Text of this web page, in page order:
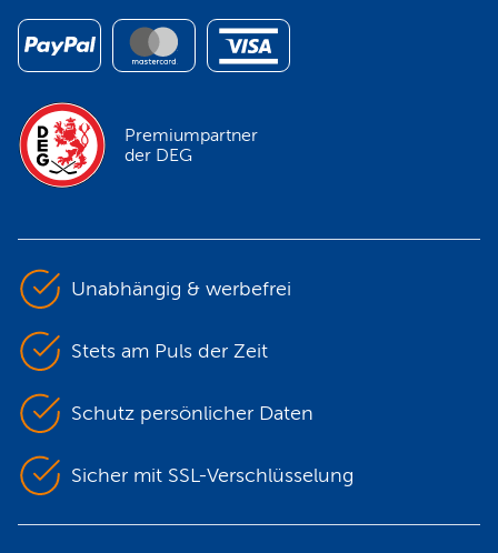
Premiumpartner
der DEG
Unabhängig & werbefrei
Stets am Puls der Zeit
Schutz persönlicher Daten
Sicher mit SSL-Verschlüsselung